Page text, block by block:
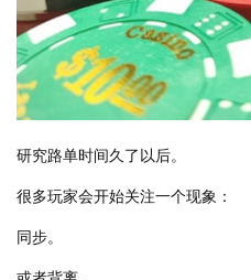
研究路单时间久了以后。
很多玩家会开始关注一个现象：
同步。